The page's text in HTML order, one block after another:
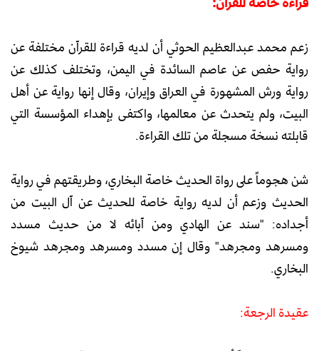
زعم محمد عبدالعظيم الحوثي أن لديه قراءة للقرآن مختلفة عن
رواية حفص عن عاصم السائدة في اليمن، وتختلف كذلك عن
رواية ورش المشهورة في العراق وإيران، وقال إنها رواية عن أهل
البيت، ولم يتحدث عن معالمها، واكتفى بإهداء المؤسسة التي
قابلته نسخة مسجلة من تلك القراءة.
شن هجوماً على رواة الحديث خاصة البخاري، وطريقتهم في رواية
الحديث وزعم أن لديه رواية خاصة للحديث عن آل البيت من
أجداده: "سند عن الهادي ومن آبائه لا من حديث مسدد
ومسرهد ومجرهد" وقال إن مسدد ومسرهد ومجرهد شيوخ
البخاري.
عقيدة الرجعة: